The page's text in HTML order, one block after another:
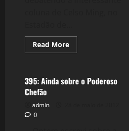
Read MoreRead
more
2.0:Euro,
Hora
Filmes&Músicas
395: Ainda sobre o Poderoso
Chefão
admin
0